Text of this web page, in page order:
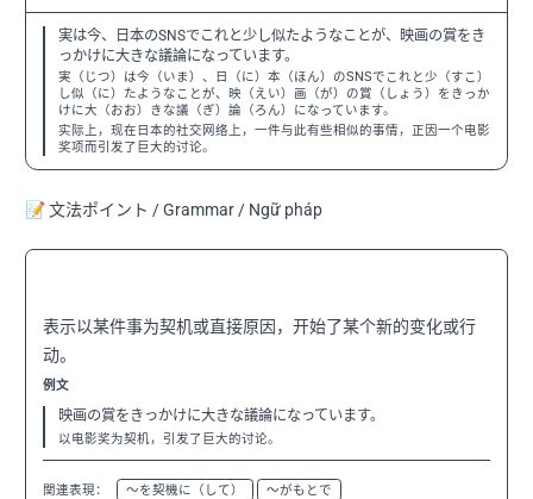
実は今、日本のSNSでこれと少し似たようなことが、映画の賞をき
っかけに大きな議論になっています。
実（じつ）は今（いま）、日（に）本（ほん）のSNSでこれと少（すこ）
し似（に）たようなことが、映（えい）画（が）の賞（しょう）をきっか
けに大（おお）きな議（ぎ）論（ろん）になっています。
实际上，现在日本的社交网络上，一件与此有些相似的事情，正因一个电影
奖项而引发了巨大的讨论。
📝 文法ポイント / Grammar / Ngữ pháp
表示以某件事为契机或直接原因，开始了某个新的变化或行
动。
例文
映画の賞をきっかけに大きな議論になっています。
以电影奖为契机，引发了巨大的讨论。
関連表現： 〜を契機に（して） 〜がもとで